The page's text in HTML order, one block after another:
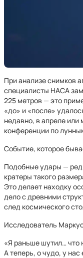
При анализе снимков
специалисты НАСА
225 метров — это
«до» и «после»
недавно, в апреле
конференции по
Событие, которое
Подобные удары —
кратеры такого
Это делает находку
дело с древними
след космического
Исследователь
«Я раньше шутил… что
А теперь, о чудо, у